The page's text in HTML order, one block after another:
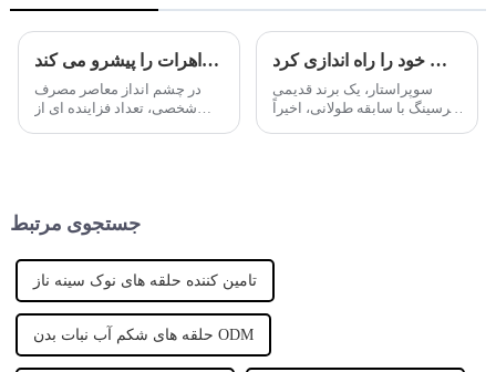
برند جدید پیرسینگ روند جواهرات را پیشرو می کند
در چشم انداز معاصر مصرف
شخصی، تعداد فزاینده ای از
ترکیبی عالی از سنت و مدرنیته - برند قدیمی پیرسینگ سری جدید جواهرات خود را راه اندازی کرد.
سوپراستار، یک برند قدیمی
پیرسینگ با سابقه طولانی، اخیراً
جستجوی مرتبط
تامین کننده حلقه های نوک سینه ناز
حلقه های شکم آب نبات بدن ODM